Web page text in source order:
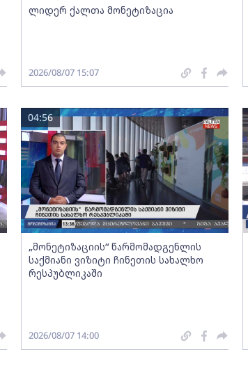
ლიდერ ქალთა მონეტიზაცია
2026/08/07 15:07
„მონეტიზაციის“ წარმომადგენლის
საქმიანი ვიზიტი ჩინეთის სახალხო
რესპუბლიკაში
04:56
2026/08/07 14:00